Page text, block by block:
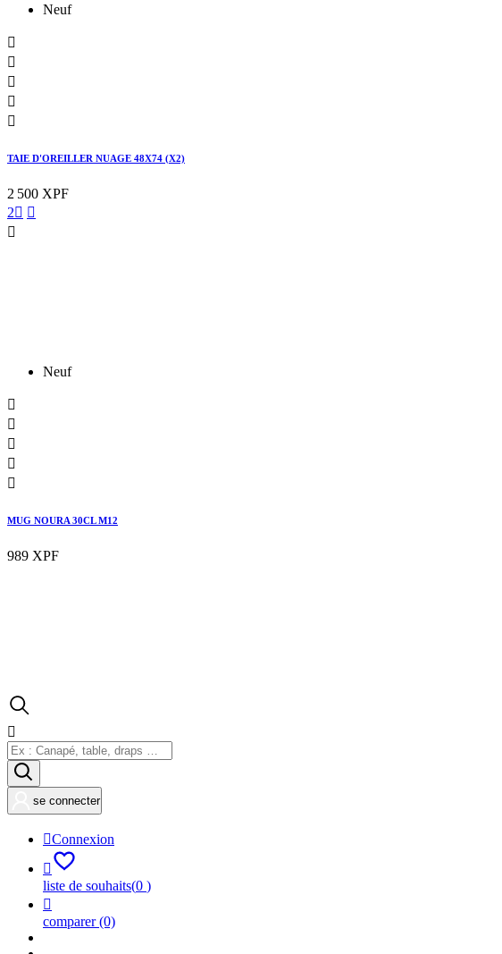
Neuf





TAIE D'OREILLER NUAGE 48X74 (X2)
2 500 XPF
2 

Neuf





MUG NOURA 30CL M12
989 XPF

se connecter
Connexion

liste de souhaits(0 )

comparer(0)